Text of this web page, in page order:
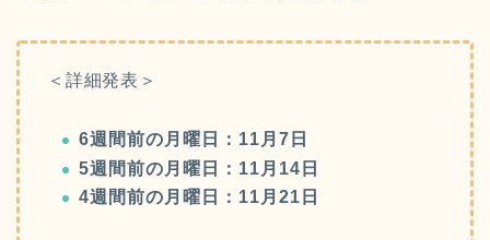
＜詳細発表＞
6週間前の月 曜日
：11月7日
5週間前の月曜日：11月14日
4週間前の月曜日：11月21日